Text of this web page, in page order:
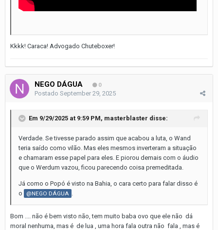
Kkkk! Caraca! Advogado Chuteboxer!
NEGO DÁGUA 0
Postado September 29, 2025
Em 9/29/2025 at 9:59 PM, masterblaster disse:
Verdade. Se tivesse parado assim que acabou a luta, o Wand
teria saído como vilão. Mas eles mesmos inverteram a situação
e chamaram esse papel para eles. E piorou demais com o áudio
que o Werdum vazou, ficou parecendo coisa premeditada.
Já como o Popó é visto na Bahia, o cara certo para falar disso é
o
@NEGO DÁGUA
Bom .... não é bem visto não, tem muito baba ovo que ele não dá
moral nenhuma, mas é de lua , uma hora fala outra não fala , mas é